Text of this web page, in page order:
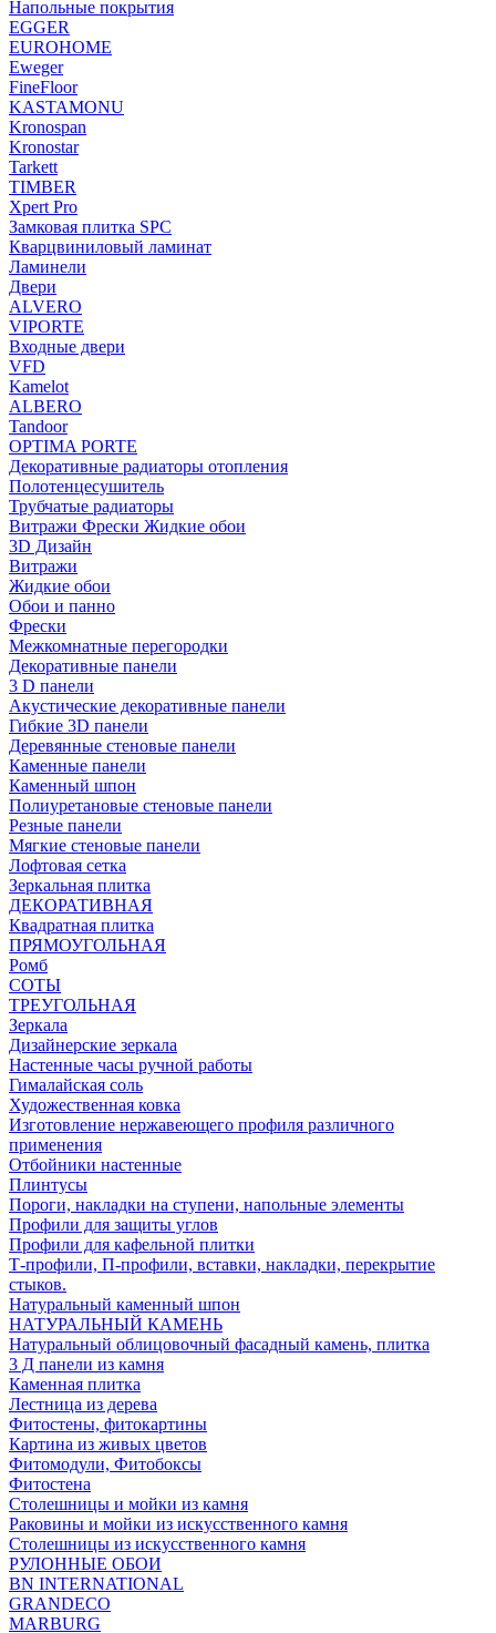
Напольные покрытия
EGGER
EUROHOME
Eweger
FineFloor
KASTAMONU
Kronospan
Kronostar
Tarkett
TIMBER
Xpert Pro
Замковая плитка SPC
Кварцвиниловый ламинат
Ламинели
Двери
ALVERO
VIPORTE
Входные двери
VFD
Kamelot
ALBERO
Tandoor
OPTIMA PORTE
Декоративные радиаторы отопления
Полотенцесушитель
Трубчатые радиаторы
Витражи Фрески Жидкие обои
3D Дизайн
Витражи
Жидкие обои
Обои и панно
Фрески
Межкомнатные перегородки
Декоративные панели
3 D панели
Акустические декоративные панели
Гибкие 3D панели
Деревянные стеновые панели
Каменные панели
Каменный шпон
Полиуретановые стеновые панели
Резные панели
Мягкие стеновые панели
Лофтовая сетка
Зеркальная плитка
ДЕКОРАТИВНАЯ
Квадратная плитка
ПРЯМОУГОЛЬНАЯ
Ромб
СОТЫ
ТРЕУГОЛЬНАЯ
Зеркала
Дизайнерские зеркала
Настенные часы ручной работы
Гималайская соль
Художественная ковка
Изготовление нержавеющего профиля различного
применения
Отбойники настенные
Плинтусы
Пороги, накладки на ступени, напольные элементы
Профили для защиты углов
Профили для кафельной плитки
Т-профили, П-профили, вставки, накладки, перекрытие
стыков.
Натуральный каменный шпон
НАТУРАЛЬНЫЙ КАМЕНЬ
Натуральный облицовочный фасадный камень, плитка
3 Д панели из камня
Каменная плитка
Лестница из дерева
Фитостены, фитокартины
Картина из живых цветов
Фитомодули, Фитобоксы
Фитостена
Столешницы и мойки из камня
Раковины и мойки из искусственного камня
Столешницы из искусственного камня
РУЛОННЫЕ ОБОИ
BN INTERNATIONAL
GRANDECO
MARBURG